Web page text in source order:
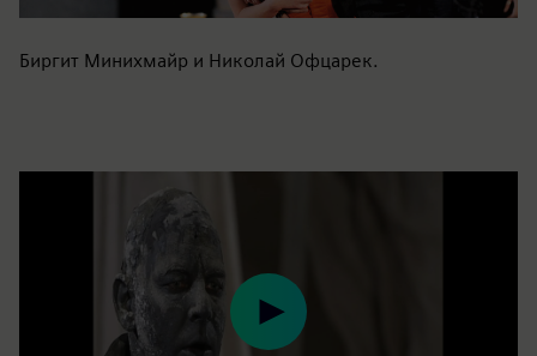
Биргит Минихмайр и Николай Офцарек.
Play